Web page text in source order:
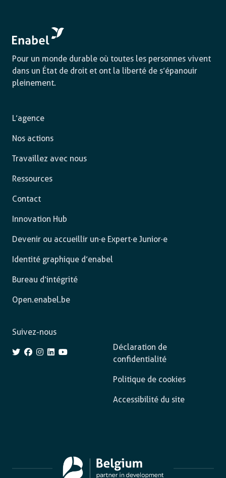
Pour un monde durable où toutes les personnes vivent
dans un État de droit et ont la liberté de s’épanouir
pleinement.
L’agence
Nos actions
Travaillez avec nous
Ressources
Contact
Innovation Hub
Devenir ou accueillir un·e Expert·e Junior·e
Identité graphique d’enabel
Bureau d’intégrité
Open.enabel.be
Déclaration de
confidentialité
Politique de cookies
Accessibilité du site
Suivez-nous